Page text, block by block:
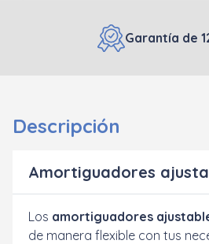
Garantía de
Descripción
Amortiguadores
Los amortiguadores
de manera flexible con tus